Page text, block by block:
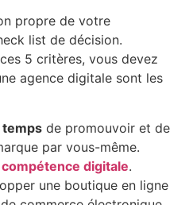
propre de votre
list de décision.
5 critères, vous devez
agence digitale sont les
temps de promouvoir et de
par vous-même.
compétence digitale.
une boutique en ligne